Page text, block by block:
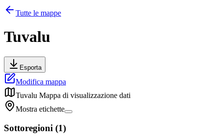
Tutte le mappe
Tuvalu
Esporta
Modifica mappa
Tuvalu Mappa di visualizzazione dati
Mostra etichette
Sottoregioni (1)